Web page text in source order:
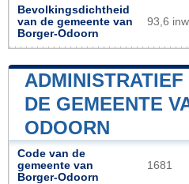
Bevolkingsdichtheid
van de gemeente van
Borger-Odoorn
93,6
DE GEMEENTE
ODOORN
Code van de
gemeente van
Borger-Odoorn
1681